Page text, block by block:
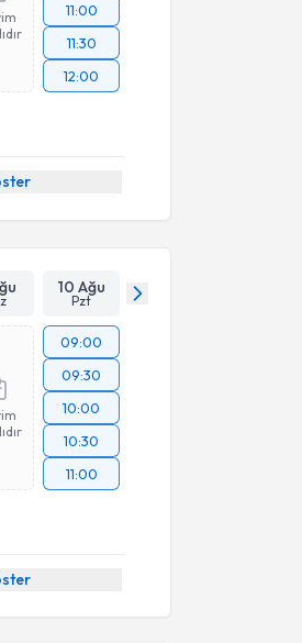
11:00
11:30
12:00
10 Ağu
Pzt
09:00
09:30
10:00
10:30
11:00